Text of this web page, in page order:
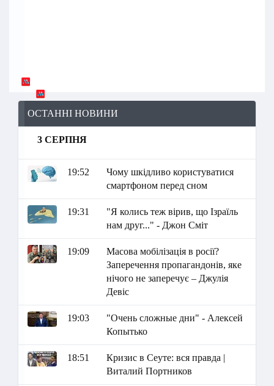
ОСТАННІ НОВИНИ
3 СЕРПНЯ
19:52
Чому шкідливо користуватися
смартфоном перед сном
19:31
"Я колись теж вірив, що Ізраїль
нам друг..." - Джон Сміт
19:09
Масова мобілізація в росії?
Заперечення пропагандонів, яке
нічого не заперечує – Джулія
Девіс
19:03
"Очень сложные дни" - Алексей
Копытько
18:51
Кризис в Сеуте: вся правда |
Виталий Портников